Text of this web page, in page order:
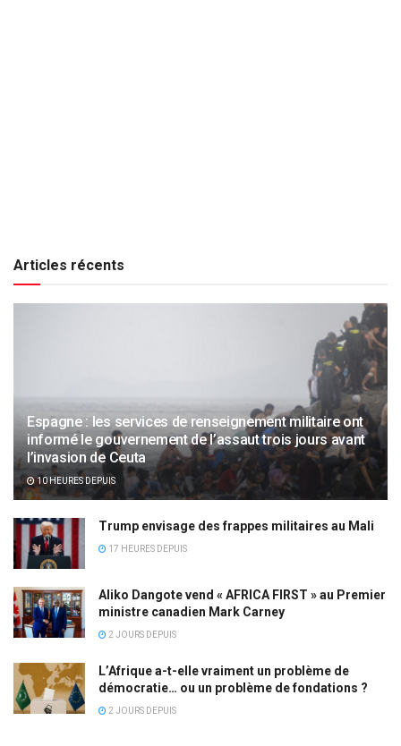
Articles récents
Espagne : les services de renseignement militaire ont
informé le gouvernement de l’assaut trois jours avant
l’invasion de Ceuta
10 HEURES DEPUIS
Trump envisage des frappes militaires au Mali
17 HEURES DEPUIS
Aliko Dangote vend « AFRICA FIRST » au Premier
ministre canadien Mark Carney
2 JOURS DEPUIS
L’Afrique a-t-elle vraiment un problème de
démocratie… ou un problème de fondations ?
2 JOURS DEPUIS